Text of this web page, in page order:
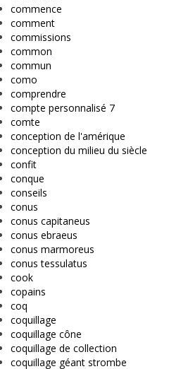
commence
comment
commissions
common
commun
como
comprendre
compte personnalisé 7
comte
conception de l'amérique
conception du milieu du siècle
confit
conque
conseils
conus
conus capitaneus
conus ebraeus
conus marmoreus
conus tessulatus
cook
copains
coq
coquillage
coquillage cône
coquillage de collection
coquillage géant strombe